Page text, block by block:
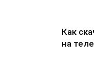
Как
на